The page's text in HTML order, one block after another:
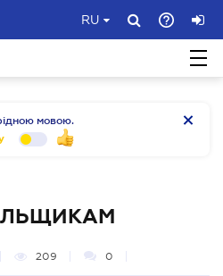
RU
мовою.
209 0